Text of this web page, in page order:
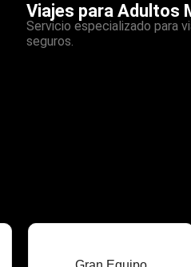
Viajes para Adultos
Servicio especializado para
seguros.